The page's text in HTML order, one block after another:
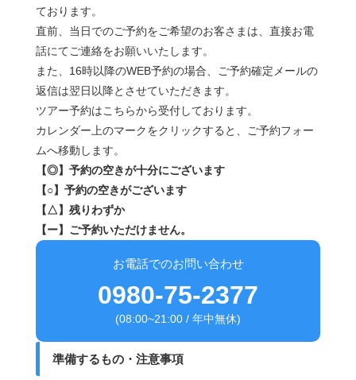
ております。
直前、当日でのご予約をご希望のお客さまは、直接お電
話にてご連絡をお願いいたします。
また、16時以降のWEB予約の場合、ご予約確定メールの
返信は翌日以降とさせていただきます。
ツアー予約はこちらから受付しております。
カレンダー上のマークをクリックすると、ご予約フォー
ムへ移動します。
【◎】予約の空きが十分にございます
【○】予約の空きがございます
【△】残りわずか
【ー】ご予約いただけません。
お電話でのお問い合わせ
0980-75-2377
(08:00~21:00 / 年中無休)
準備するもの・注意事項